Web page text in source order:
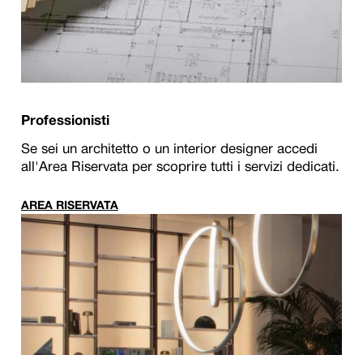
Professionisti
Se sei un architetto o un interior designer accedi
all'Area Riservata per scoprire tutti i servizi dedicati.
AREA RISERVATA